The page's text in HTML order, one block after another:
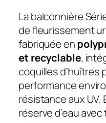
La balconnière
de fleurissement
fabriquée en
et recyclable,
coquilles d’huîtres
performance
résistance aux UV.
réserve d’eau